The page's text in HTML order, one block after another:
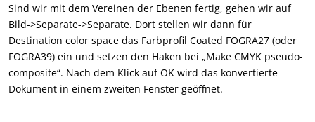
Sind wir mit dem Vereinen der Ebenen fertig, gehen wir auf
Bild->Separate->Separate. Dort stellen wir dann für
Destination color space das Farbprofil Coated FOGRA27 (oder
FOGRA39) ein und setzen den Haken bei „Make CMYK pseudo-
composite“. Nach dem Klick auf OK wird das konvertierte
Dokument in einem zweiten Fenster geöffnet.